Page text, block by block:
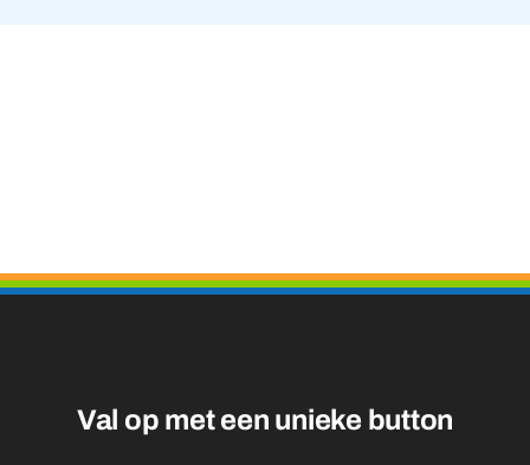
Val op met een unieke